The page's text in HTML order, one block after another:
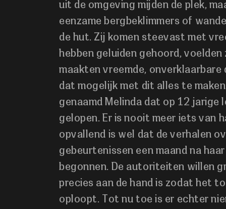
uit de omgeving mijden de plek,
eenzame bergbeklimmers of
de hut. Zij komen steevast met
hebben geluiden gehoord, voelden
maakten vreemde, onverklaarbare
dat mogelijk met dit alles te
genaamd Melinda dat op 12 jarige
gelopen. Er is nooit meer iets van
opvallend is wel dat de verhalen
gebeurtenissen een maand na
begonnen. De autoriteiten willen
precies aan de hand is zodat het
oploopt. Tot nu toe is er echter